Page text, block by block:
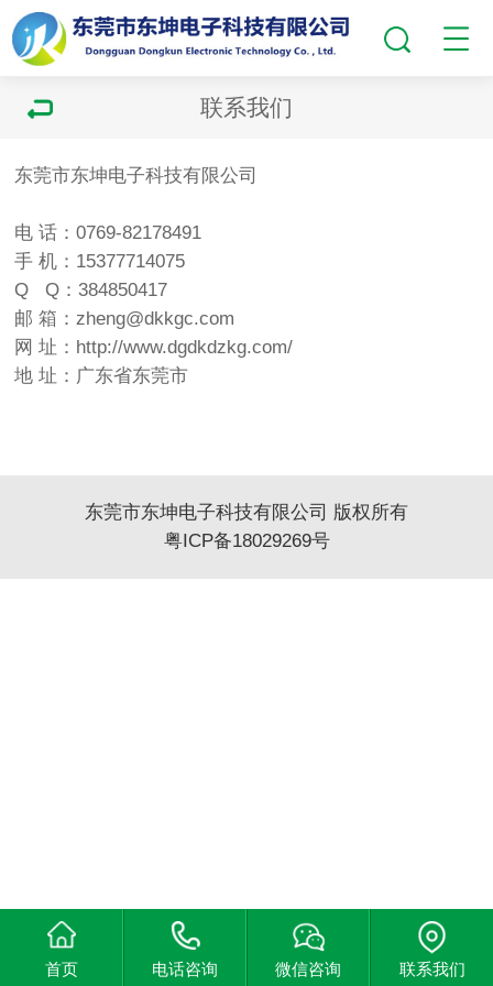
联系我们
东莞市东坤电子科技有限公司
电 话：0769-82178491
手 机：15377714075
Q Q：384850417
邮 箱：zheng@dkkgc.com
网 址： http://www.dgdkdzkg.com/
地 址：广东省东莞市
东莞市东坤电子科技有限公司 版权所有
粤ICP备18029269号
首页 电话咨询 微信咨询 联系我们